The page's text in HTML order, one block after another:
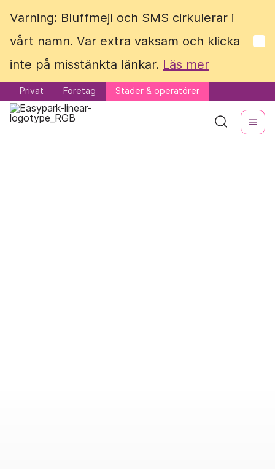
Varning: Bluffmejl och SMS cirkulerar i
vårt namn. Var extra vaksam och klicka
inte på misstänkta länkar. Läs mer
Privat Företag Städer & operatörer
Varning: Bluffmejl och SMS cirkulerar i
vårt namn. Var extra vaksam och klicka
inte på misstänkta länkar. Läs mer
Privat Företag Städer & operatörer